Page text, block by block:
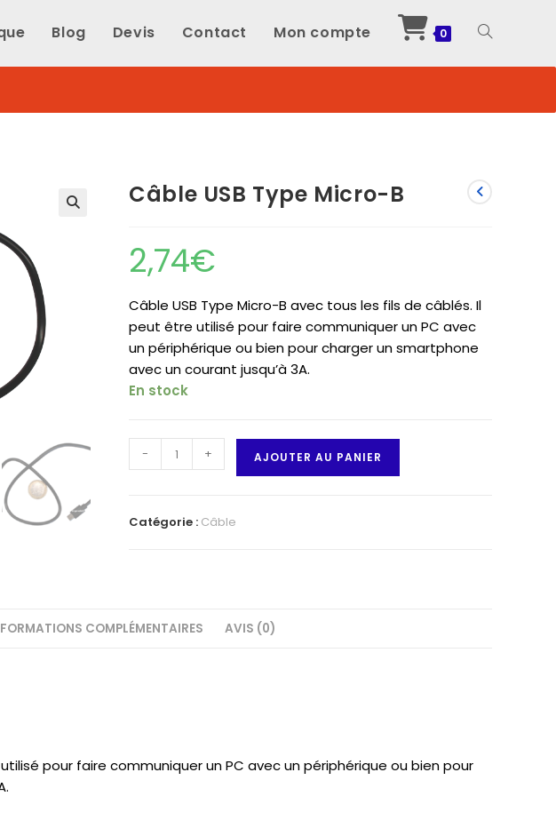
Blog Devis Contact Mon compte 0 Toggle
Câble USB Type Micro-B
2,74€
Câble USB Type Micro-B avec tous les fils de câblés. Il
peut être utilisé pour faire communiquer un PC avec
un périphérique ou bien pour charger un smartphone
avec un courant jusqu’à 3A.
En stock
quantité
de
Type
- + AJOUTER AU PANIER
Catégorie : Câble
COMPLÉMENTAIRES AVIS (0)
pour faire communiquer un PC avec un périphérique ou bien pour